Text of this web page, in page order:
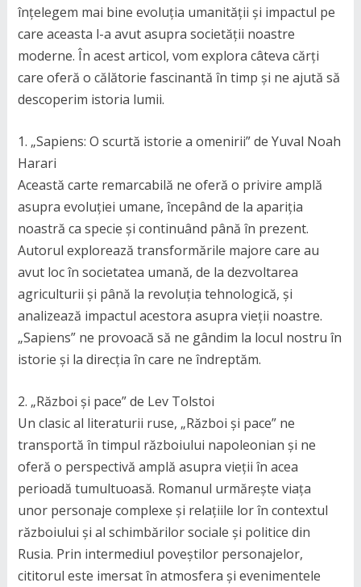
înțelegem mai bine evoluția umanității și impactul pe
care aceasta l-a avut asupra societății noastre
moderne. În acest articol, vom explora câteva cărți
care oferă o călătorie fascinantă în timp și ne ajută să
descoperim istoria lumii.
1. „Sapiens: O scurtă istorie a omenirii” de Yuval Noah
Harari
Această carte remarcabilă ne oferă o privire amplă
asupra evoluției umane, începând de la apariția
noastră ca specie și continuând până în prezent.
Autorul explorează transformările majore care au
avut loc în societatea umană, de la dezvoltarea
agriculturii și până la revoluția tehnologică, și
analizează impactul acestora asupra vieții noastre.
„Sapiens” ne provoacă să ne gândim la locul nostru în
istorie și la direcția în care ne îndreptăm.
2. „Război și pace” de Lev Tolstoi
Un clasic al literaturii ruse, „Război și pace” ne
transportă în timpul războiului napoleonian și ne
oferă o perspectivă amplă asupra vieții în acea
perioadă tumultuoasă. Romanul urmărește viața
unor personaje complexe și relațiile lor în contextul
războiului și al schimbărilor sociale și politice din
Rusia. Prin intermediul poveștilor personajelor,
cititorul este imersat în atmosfera și evenimentele